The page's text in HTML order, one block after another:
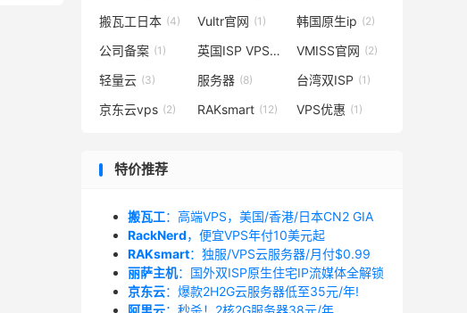
搬瓦工日本 (4) Vultr官网 (1) 韩国原生ip (2)
公司备案 (1) 英国ISP VPS(3) VMISS官网 (2)
轻量云 (3) 服务器 (8) 台湾双ISP (1)
京东云vps (2) RAKsmart (12) VPS优惠 (1)
特价推荐
搬瓦工：高端VPS，美国/香港/日本CN2 GIA
RackNerd，便宜VPS年付10美元起
RAKsmart：独服/VPS云服务器/月付$0.99
丽萨主机：国外双ISP原生住宅IP流媒体全解锁
京东云：爆款2H2G云服务器低至35元/年!
阿里云：秒杀！2核2G服务器38元/年